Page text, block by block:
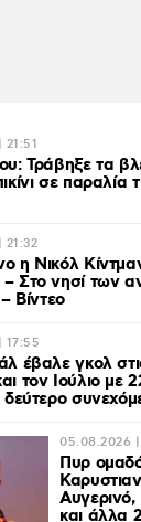
Τράβηξε τα
σε
η Νικόλ
Στο νησί των
Βίντεο
17:55
έβαλε γκολ
τον Ιούλιο με
05.08.2026 |
Πυρ
και άλλα